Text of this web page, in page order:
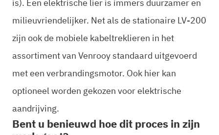
is). Een elektrische lier is immers duurzamer en
milieuvriendelijker. Net als de stationaire LV-200
zijn ook de mobiele kabeltreklieren in het
assortiment van Venrooy standaard uitgevoerd
met een verbrandingsmotor. Ook hier kan
optioneel worden gekozen voor elektrische
aandrijving.
Bent u benieuwd hoe dit proces in zijn